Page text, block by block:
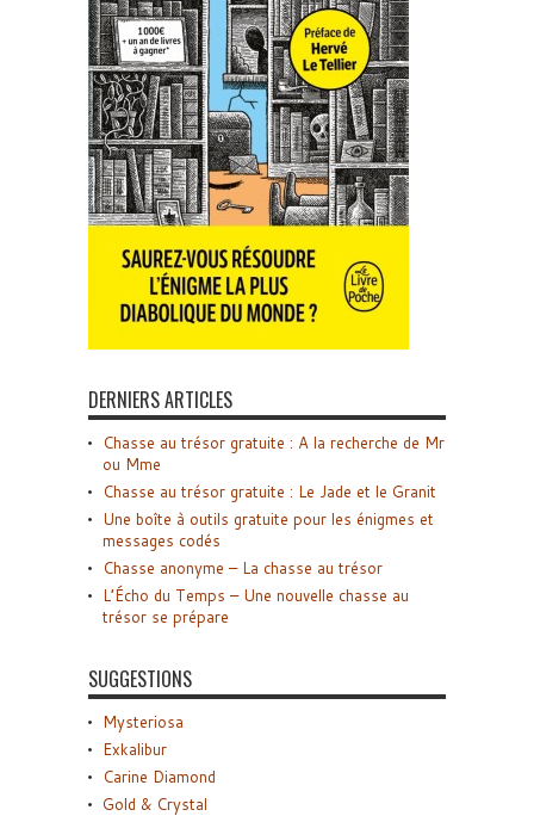
DERNIERS ARTICLES
Chasse au trésor gratuite : A la recherche de Mr
ou Mme
Chasse au trésor gratuite : Le Jade et le Granit
Une boîte à outils gratuite pour les énigmes et
messages codés
Chasse anonyme – La chasse au trésor
L’Écho du Temps – Une nouvelle chasse au
trésor se prépare
SUGGESTIONS
Mysteriosa
Exkalibur
Carine Diamond
Gold & Crystal